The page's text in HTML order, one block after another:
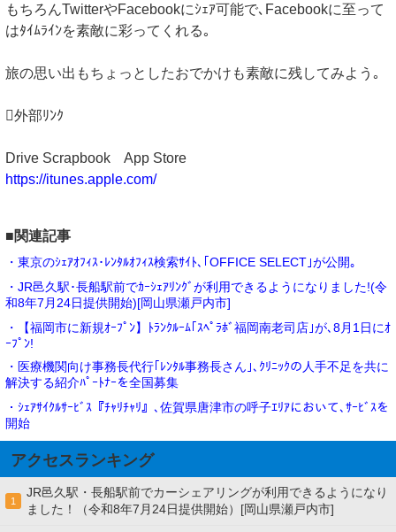
もちろんTwitterやFacebookにｼｪｱ可能で､Facebookに至って
はﾀｲﾑﾗｲﾝを素敵に彩ってくれる｡
旅の思い出もちょっとしたおでかけも素敵に残してみよう｡
外部ﾘﾝｸ
Drive Scrapbook App Store
https://itunes.apple.com/
■関連記事
・東京のｼｪｱｵﾌｨｽ･ﾚﾝﾀﾙｵﾌｨｽ検索ｻｲﾄ､｢OFFICE SELECT｣が公開｡
・JR邑久駅･長船駅前でｶｰｼｪｱﾘﾝｸﾞが利用できるようになりました!(令
和8年7月24日提供開始)[岡山県瀬戸内市]
・【福岡市に新規ｵｰﾌﾟﾝ】ﾄﾗﾝｸﾙｰﾑ｢ｽﾍﾟﾗﾎﾞ福岡南老司店｣が､8月1日にｵ
ｰﾌﾟﾝ!
・医療機関向け事務長代行｢ﾚﾝﾀﾙ事務長さん｣､ｸﾘﾆｯｸの人手不足を共に
解決する紹介ﾊﾟｰﾄﾅｰを全国募集
・ｼｪｱｻｲｸﾙｻｰﾋﾞｽ『ﾁｬﾘﾁｬﾘ』､佐賀県唐津市の呼子ｴﾘｱにおいて､ｻｰﾋﾞｽを
開始
アクセスランキング
1
JR邑久駅・長船駅前でカーシェアリングが利用できるようになり
ました！（令和8年7月24日提供開始）[岡山県瀬戸内市]